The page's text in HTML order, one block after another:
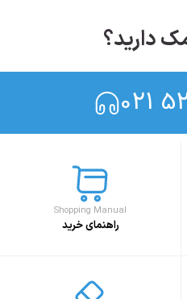
دارید؟
021
Shopping Manual
راهنمای خرید